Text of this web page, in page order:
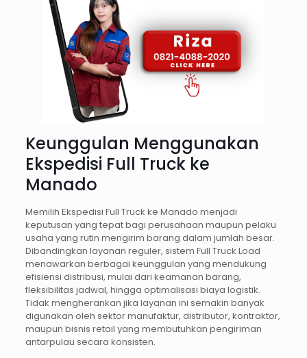
Keunggulan Menggunakan
Ekspedisi Full Truck ke
Manado
Memilih Ekspedisi Full Truck ke Manado menjadi
keputusan yang tepat bagi perusahaan maupun pelaku
usaha yang rutin mengirim barang dalam jumlah besar.
Dibandingkan layanan reguler, sistem Full Truck Load
menawarkan berbagai keunggulan yang mendukung
efisiensi distribusi, mulai dari keamanan barang,
fleksibilitas jadwal, hingga optimalisasi biaya logistik.
Tidak mengherankan jika layanan ini semakin banyak
digunakan oleh sektor manufaktur, distributor, kontraktor,
maupun bisnis retail yang membutuhkan pengiriman
antarpulau secara konsisten.